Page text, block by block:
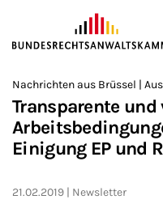
ZUM HAUPTINHALT
Sie befinden sich hier:
>
Startseite
>
Newsroom
>
Nachrichten aus Brüssel |
Transparente
Einigung EP und
21.02.2019 Newsletter